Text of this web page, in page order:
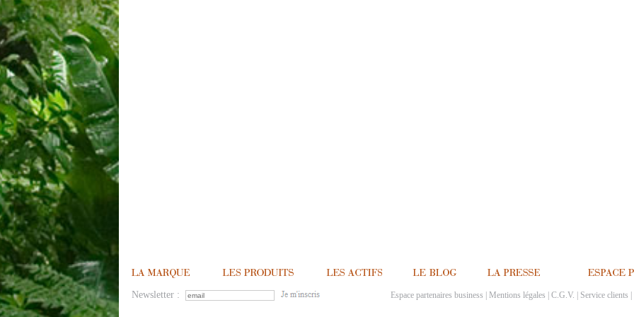
Newsletter : Espace partenaires business | Mentions légales | C.G.V. | Service clients |